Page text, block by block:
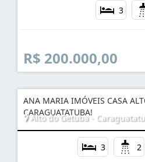
3
R$ 200.000,00
ANA MARIA IMÓVEIS CASA
CARAGUATATUBA!
Alto do Getuba -
3 2